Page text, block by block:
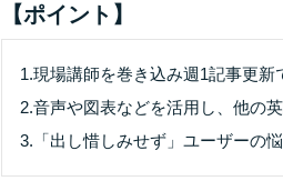
【ポイント】
1.現場講師を巻き込み週1記事更新
2.音声や図表などを活用し、他の
3.「出し惜しみせず」ユーザーの